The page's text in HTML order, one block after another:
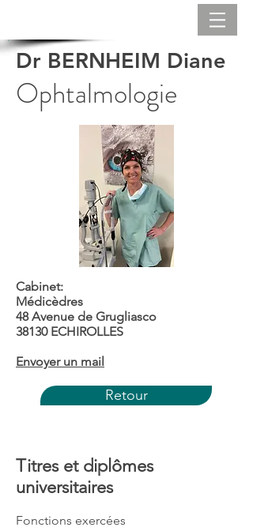
Dr BERNHEIM Diane
Ophtalmologie
Cabinet:
Médicèdres
48 Avenue de Grugliasco
38130 ECHIROLLES
Envoyer un mail
Retour
Titres et diplômes
universitaires
Fonctions exercées